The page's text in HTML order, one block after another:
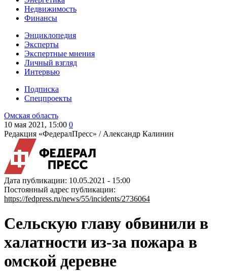
Недвижимость
Финансы
Энциклопедия
Эксперты
Экспертные мнения
Личный взгляд
Интервью
Подписка
Спецпроекты
Омская область
10 мая 2021, 15:00 0
Редакция «ФедералПресс» / Александр Калинин
Дата публикации: 10.05.2021 - 15:00
Постоянный адрес публикации:
https://fedpress.ru/news/55/incidents/2736064
Сельскую главу обвинили в
халатности из-за пожара в
омской деревне